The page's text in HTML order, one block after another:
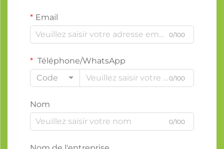
Email
0/100
Téléphone/WhatsApp
Code
0/100
Nom
0/100